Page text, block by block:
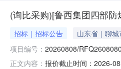
(询比采购)[鲁西集团四部
招标｜招标公告 山东省｜聊
项目编号： 20260808/
正文内容： 报价截止时间：2026-